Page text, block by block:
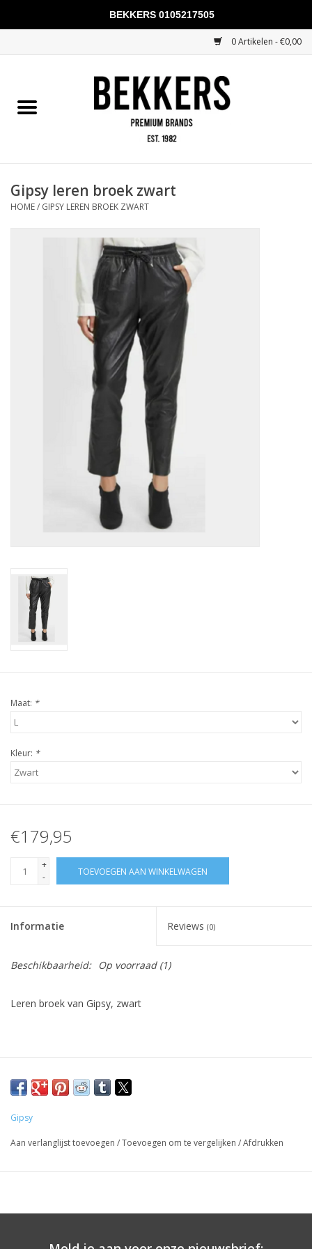
0 Artikelen - €0,00
Mannen
KADOBONNEN
Gipsy leren broek zwart
HOME/ GIPSY LEREN BROEK ZWART
Maat: *
Kleur: *
€179,95
+
-
TOEVOEGEN AAN WINKELWAGEN
Informatie Reviews (0)
Beschikbaarheid: Op voorraad(1)
Leren broek van Gipsy, zwart
Gipsy
Aan verlanglijst toevoegen /Toevoegen om te vergelijken /Afdrukken
BEKKERS 0105217505